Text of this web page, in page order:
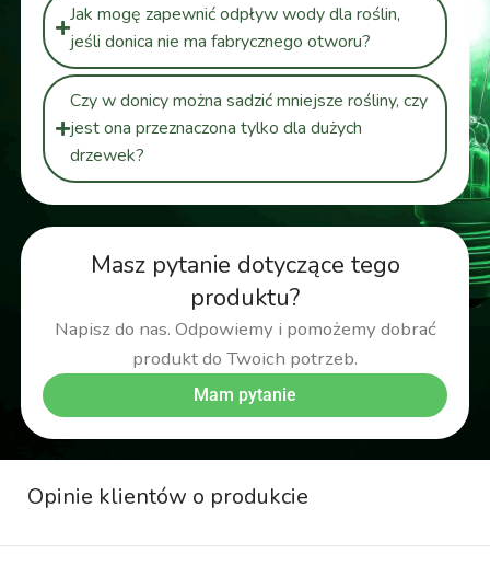
Masz pytanie dotyczące tego
produktu?
Napisz do nas. Odpowiemy i pomożemy dobrać
produkt do Twoich potrzeb.
Mam pytanie
Jak mogę zapewnić odpływ wody dla roślin,
jeśli donica nie ma fabrycznego otworu?
Czy w donicy można sadzić mniejsze rośliny, czy
jest ona przeznaczona tylko dla dużych
drzewek?
Opinie klientów o produkcie